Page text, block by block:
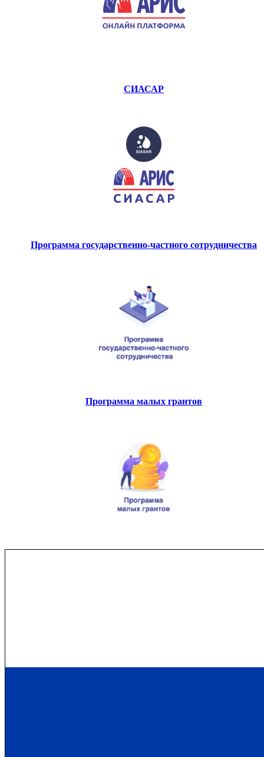
СИАСАР
Программа государственно-частного сотрудничества
Программа малых грантов